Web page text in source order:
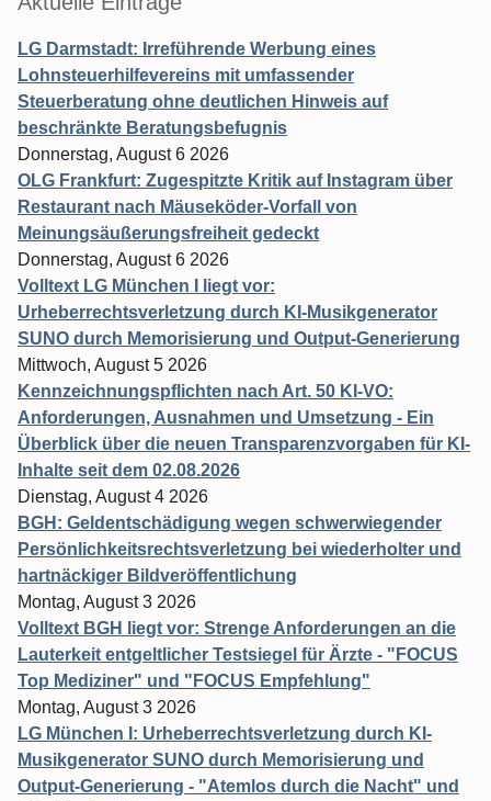
LG Darmstadt: Irreführende Werbung eines
Lohnsteuerhilfevereins mit umfassender
Steuerberatung ohne deutlichen Hinweis auf
beschränkte Beratungsbefugnis
Donnerstag, August 6 2026
OLG Frankfurt: Zugespitzte Kritik auf Instagram über
Restaurant nach Mäuseköder-Vorfall von
Meinungsäußerungsfreiheit gedeckt
Donnerstag, August 6 2026
Volltext LG München I liegt vor:
Urheberrechtsverletzung durch KI-Musikgenerator
SUNO durch Memorisierung und Output-Generierung
Mittwoch, August 5 2026
Kennzeichnungspflichten nach Art. 50 KI-VO:
Anforderungen, Ausnahmen und Umsetzung - Ein
Überblick über die neuen Transparenzvorgaben für KI-
Inhalte seit dem 02.08.2026
Dienstag, August 4 2026
BGH: Geldentschädigung wegen schwerwiegender
Persönlichkeitsrechtsverletzung bei wiederholter und
hartnäckiger Bildveröffentlichung
Montag, August 3 2026
Volltext BGH liegt vor: Strenge Anforderungen an die
Lauterkeit entgeltlicher Testsiegel für Ärzte - "FOCUS
Top Mediziner" und "FOCUS Empfehlung"
Montag, August 3 2026
LG München I: Urheberrechtsverletzung durch KI-
Musikgenerator SUNO durch Memorisierung und
Output-Generierung - "Atemlos durch die Nacht" und